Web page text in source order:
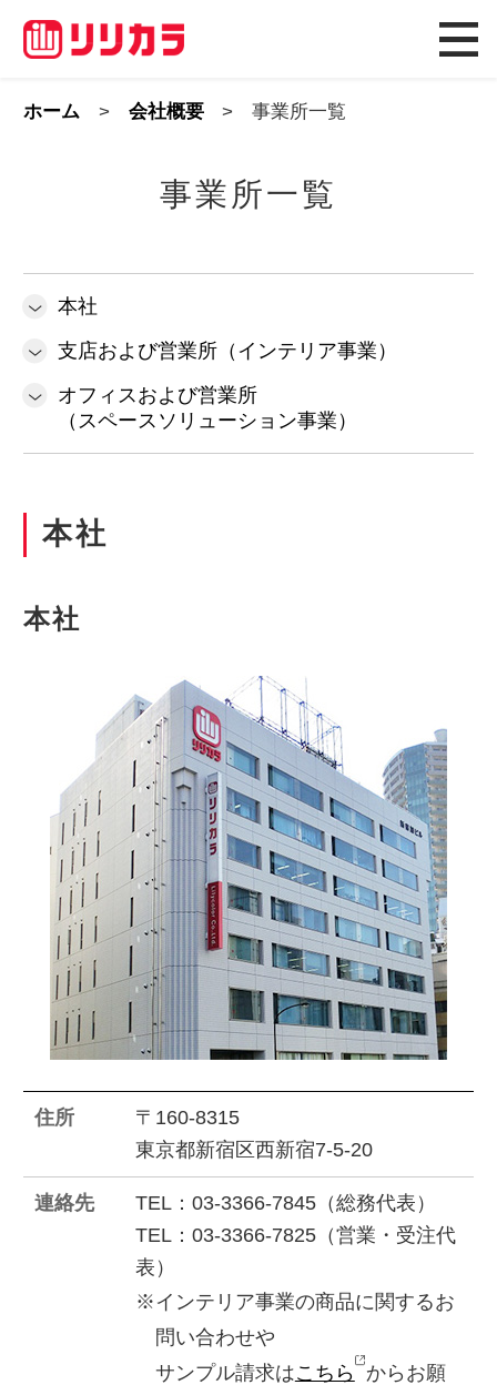
ホーム 会社概要 事業所一覧
事業所一覧
本社
支店および営業所（インテリア事業）
オフィスおよび営業所
（スペースソリューション事業）
本社
本社
住所
〒160-8315
東京都新宿区西新宿7-5-20
連絡先
TEL：03-3366-7845（総務代表）
TEL：03-3366-7825（営業・受注代
表）
※ インテリア事業の商品に関するお
問い合わせや
サンプル請求はこちら
からお願